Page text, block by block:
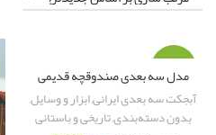
-64%
مدل سه بعدی صندوقچه قدیمی
آبجکت سه بعدی ایرانی,ابزار و وسایل,
بدون دسته‌بندی,تاریخی و باستانی